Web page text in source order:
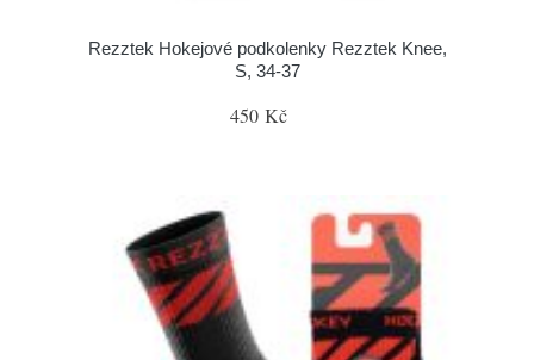
Rezztek Hokejové podkolenky Rezztek Knee,
S, 34-37
450 Kč